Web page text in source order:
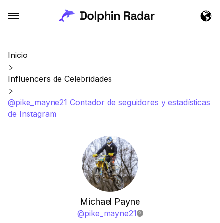
Inicio
Influencers de Celebridades
@pike_mayne21 Contador de seguidores y estadísticas
de Instagram
Michael Payne
@pike_mayne21